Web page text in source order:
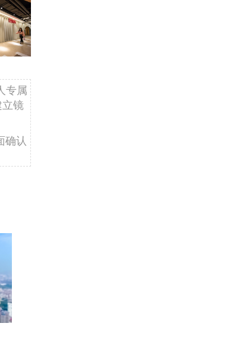
专属
镜
确认